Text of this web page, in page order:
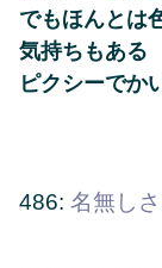
でもほんとは
気持ちもある
ピクシーで
486: 名無し